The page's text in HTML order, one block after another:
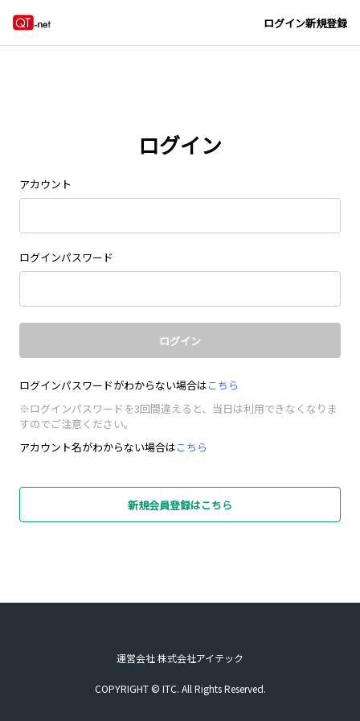
ログイン新規登録
ログイン
アカウント
ログインパスワード
ログイン
ログインパスワードがわからない場合はこちら
※ログインパスワードを3回間違えると、当日は利用できなくなりま
すのでご注意ください。
アカウント名がわからない場合はこちら
新規会員登録はこちら
運営会社 株式会社アイテック
COPYRIGHT © ITC. All Rights Reserved.